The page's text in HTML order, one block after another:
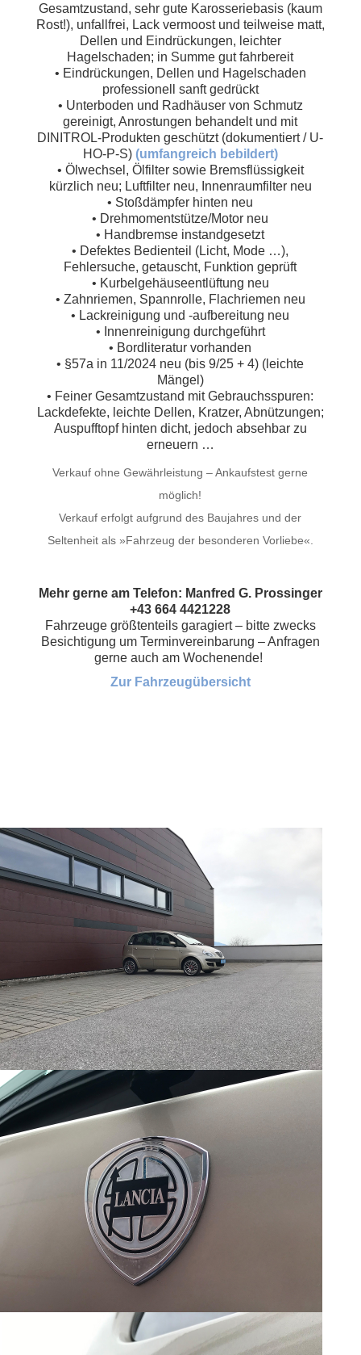
Gesamtzustand, sehr gute Karosseriebasis (kaum
Rost!), unfallfrei, Lack vermoost und teilweise matt,
Dellen und Eindrückungen, leichter
Hagelschaden; in Summe gut fahrbereit
• Eindrückungen, Dellen und Hagelschaden
professionell sanft gedrückt
• Unterboden und Radhäuser von Schmutz
gereinigt, Anrostungen behandelt und mit
DINITROL-Produkten geschützt (dokumentiert / U-
HO-P-S) (umfangreich bebildert)
• Ölwechsel, Ölfilter sowie Bremsflüssigkeit
kürzlich neu; Luftfilter neu, Innenraumfilter neu
• Stoßdämpfer hinten neu
• Drehmomentstütze/Motor neu
• Handbremse instandgesetzt
• Defektes Bedienteil (Licht, Mode …),
Fehlersuche, getauscht, Funktion geprüft
• Kurbelgehäuseentlüftung neu
• Zahnriemen, Spannrolle, Flachriemen neu
• Lackreinigung und -aufbereitung neu
• Innenreinigung durchgeführt
• Bordliteratur vorhanden
• §57a in 11/2024 neu (bis 9/25 + 4) (leichte
Mängel)
• Feiner Gesamtzustand mit Gebrauchsspuren:
Lackdefekte, leichte Dellen, Kratzer, Abnützungen;
Auspufftopf hinten dicht, jedoch absehbar zu
erneuern …
Verkauf ohne Gewährleistung – Ankaufstest gerne
möglich!
Verkauf erfolgt aufgrund des Baujahres und der
Seltenheit als »Fahrzeug der besonderen Vorliebe«.​​
Mehr gerne am Telefon: Manfred G. Prossinger
+43 664 4421228
Fahrzeuge größtenteils garagiert – bitte zwecks
Besichtigung um Terminvereinbarung – Anfragen
gerne auch am Wochenende!
Zur Fahrzeugübersicht